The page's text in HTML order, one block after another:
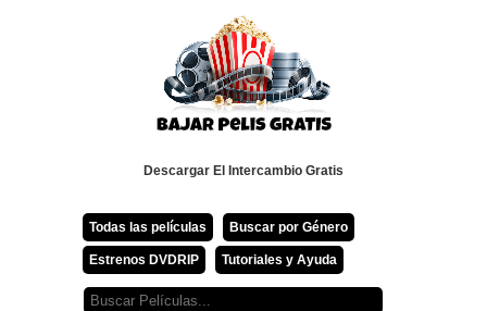
Descargar El Intercambio Gratis
Todas las películas Buscar por Género
Estrenos DVDRIP Tutoriales y Ayuda